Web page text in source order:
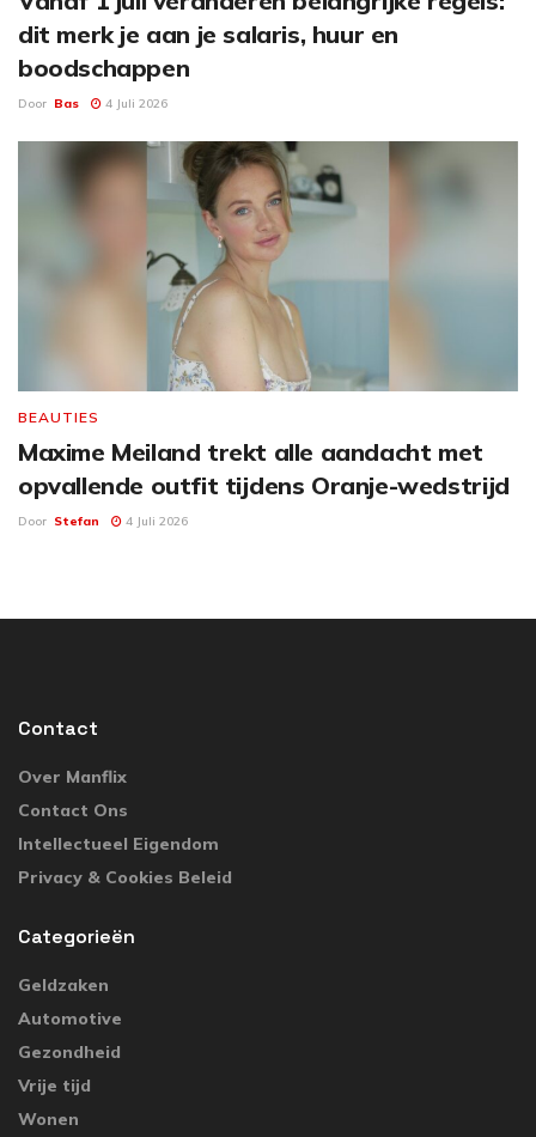
dit merk je aan je salaris, huur en
boodschappen
Door Bas 4 Juli 2026
BEAUTIES
Maxime Meiland trekt alle aandacht met
opvallende outfit tijdens Oranje-wedstrijd
Door Stefan 4 Juli 2026
Contact
Over Manflix
Contact Ons
Intellectueel Eigendom
Privacy & Cookies Beleid
Categorieën
Geldzaken
Automotive
Gezondheid
Vrije tijd
Wonen